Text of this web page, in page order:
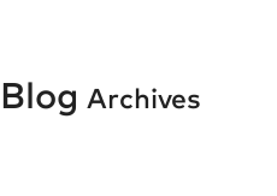
Blog Archives